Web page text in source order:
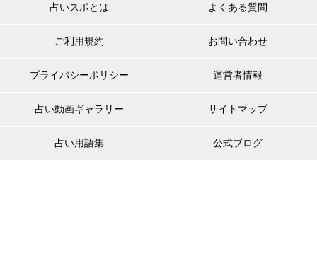
占いスポとは
ご利用規約
プライバシーポリシー
占い動画ギャラリー
占い用語集
よくある質問
お問い合わせ
運営者情報
サイトマップ
公式ブログ